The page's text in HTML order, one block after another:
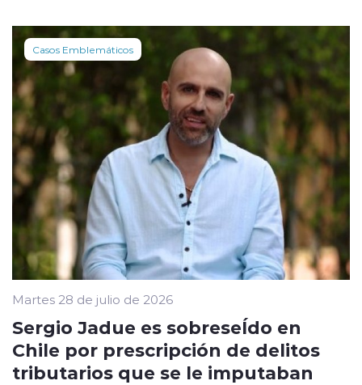
Casos Emblemáticos
Martes 28 de julio de 2026
Sergio Jadue es sobreseÍdo en
Chile por prescripción de delitos
tributarios que se le imputaban